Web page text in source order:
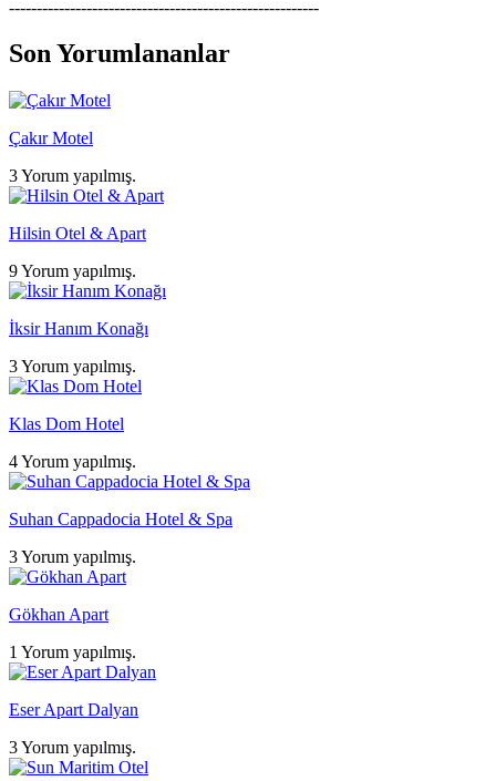
--------------------------------------------------------
Son Yorumlananlar
Çakır Motel
3 Yorum yapılmış.
Hilsin Otel & Apart
9 Yorum yapılmış.
İksir Hanım Konağı
3 Yorum yapılmış.
Klas Dom Hotel
4 Yorum yapılmış.
Suhan Cappadocia Hotel & Spa
3 Yorum yapılmış.
Gökhan Apart
1 Yorum yapılmış.
Eser Apart Dalyan
3 Yorum yapılmış.